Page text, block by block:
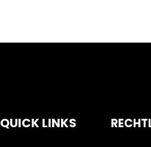
QUICK LINKS